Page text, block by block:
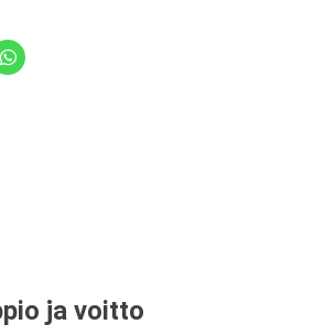
ja voitto